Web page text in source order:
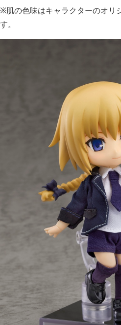
※肌の色味はキャラクターのオリ
す。